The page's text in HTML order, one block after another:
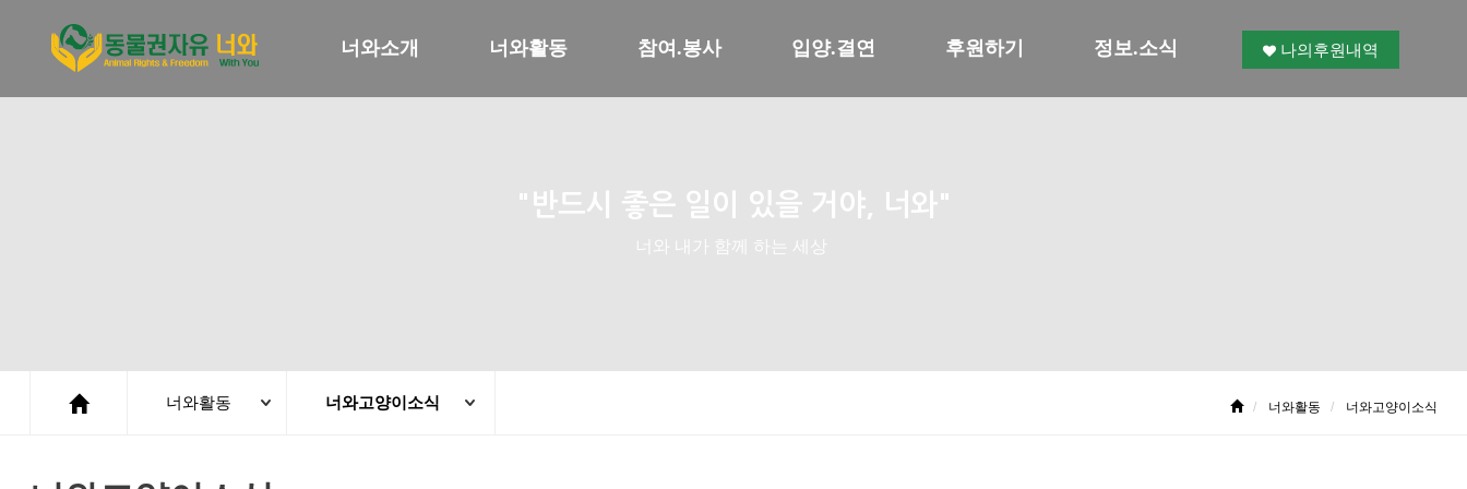
너와소개 너와활동 참여.봉사 입양.결연 후원하기 정보.소식 나의후원내역
"반드시 좋은 일이 있을 거야, 너와"
너와 내가 함께 하는 세상
너와활동 너와고양이소식 너와활동 너와고양이소식